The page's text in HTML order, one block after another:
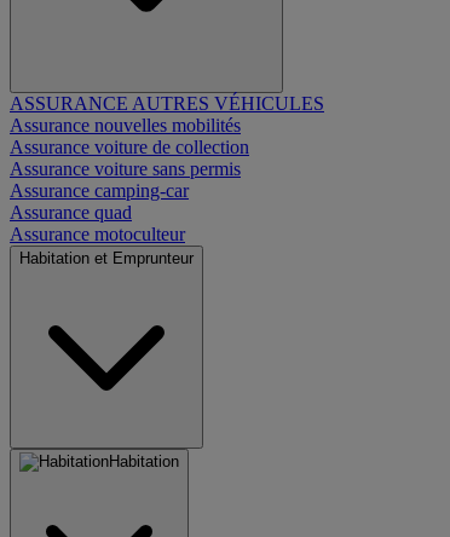
ASSURANCE AUTRES VÉHICULES
Assurance nouvelles mobilités
Assurance voiture de collection
Assurance voiture sans permis
Assurance camping-car
Assurance quad
Assurance motoculteur
Habitation et Emprunteur
Habitation